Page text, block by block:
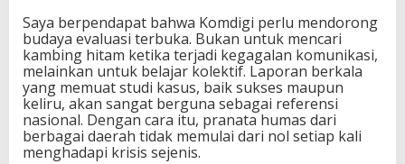
Saya berpendapat bahwa Komdigi perlu mendorong
budaya evaluasi terbuka. Bukan untuk mencari
kambing hitam ketika terjadi kegagalan komunikasi,
melainkan untuk belajar kolektif. Laporan berkala
yang memuat studi kasus, baik sukses maupun
keliru, akan sangat berguna sebagai referensi
nasional. Dengan cara itu, pranata humas dari
berbagai daerah tidak memulai dari nol setiap kali
menghadapi krisis sejenis.